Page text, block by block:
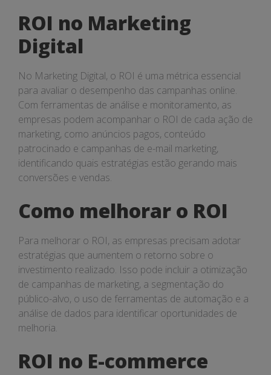
ROI no Marketing
Digital
No Marketing Digital, o ROI é uma métrica essencial
para avaliar o desempenho das campanhas online.
Com ferramentas de análise e monitoramento, as
empresas podem acompanhar o ROI de cada ação de
marketing, como anúncios pagos, conteúdo
patrocinado e campanhas de e-mail marketing,
identificando quais estratégias estão gerando mais
conversões e vendas.
Como melhorar o ROI
Para melhorar o ROI, as empresas precisam adotar
estratégias que aumentem o retorno sobre o
investimento realizado. Isso pode incluir a otimização
de campanhas de marketing, a segmentação do
público-alvo, o uso de ferramentas de automação e a
análise de dados para identificar oportunidades de
melhoria.
ROI no E-commerce